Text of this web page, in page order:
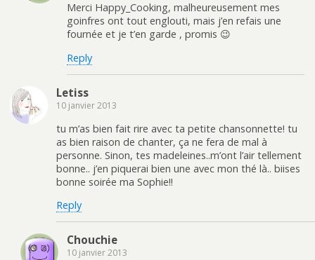
Merci Happy_Cooking, malheureusement mes
goinfres ont tout englouti, mais j’en refais une
fournée et je t’en garde , promis 😉
Reply
Letiss
10 janvier 2013
tu m’as bien fait rire avec ta petite chansonnette! tu
as bien raison de chanter, ça ne fera de mal à
personne. Sinon, tes madeleines..m’ont l’air tellement
bonne.. j’en piquerai bien une avec mon thé là.. biises
bonne soirée ma Sophie!!
Reply
Chouchie
10 janvier 2013